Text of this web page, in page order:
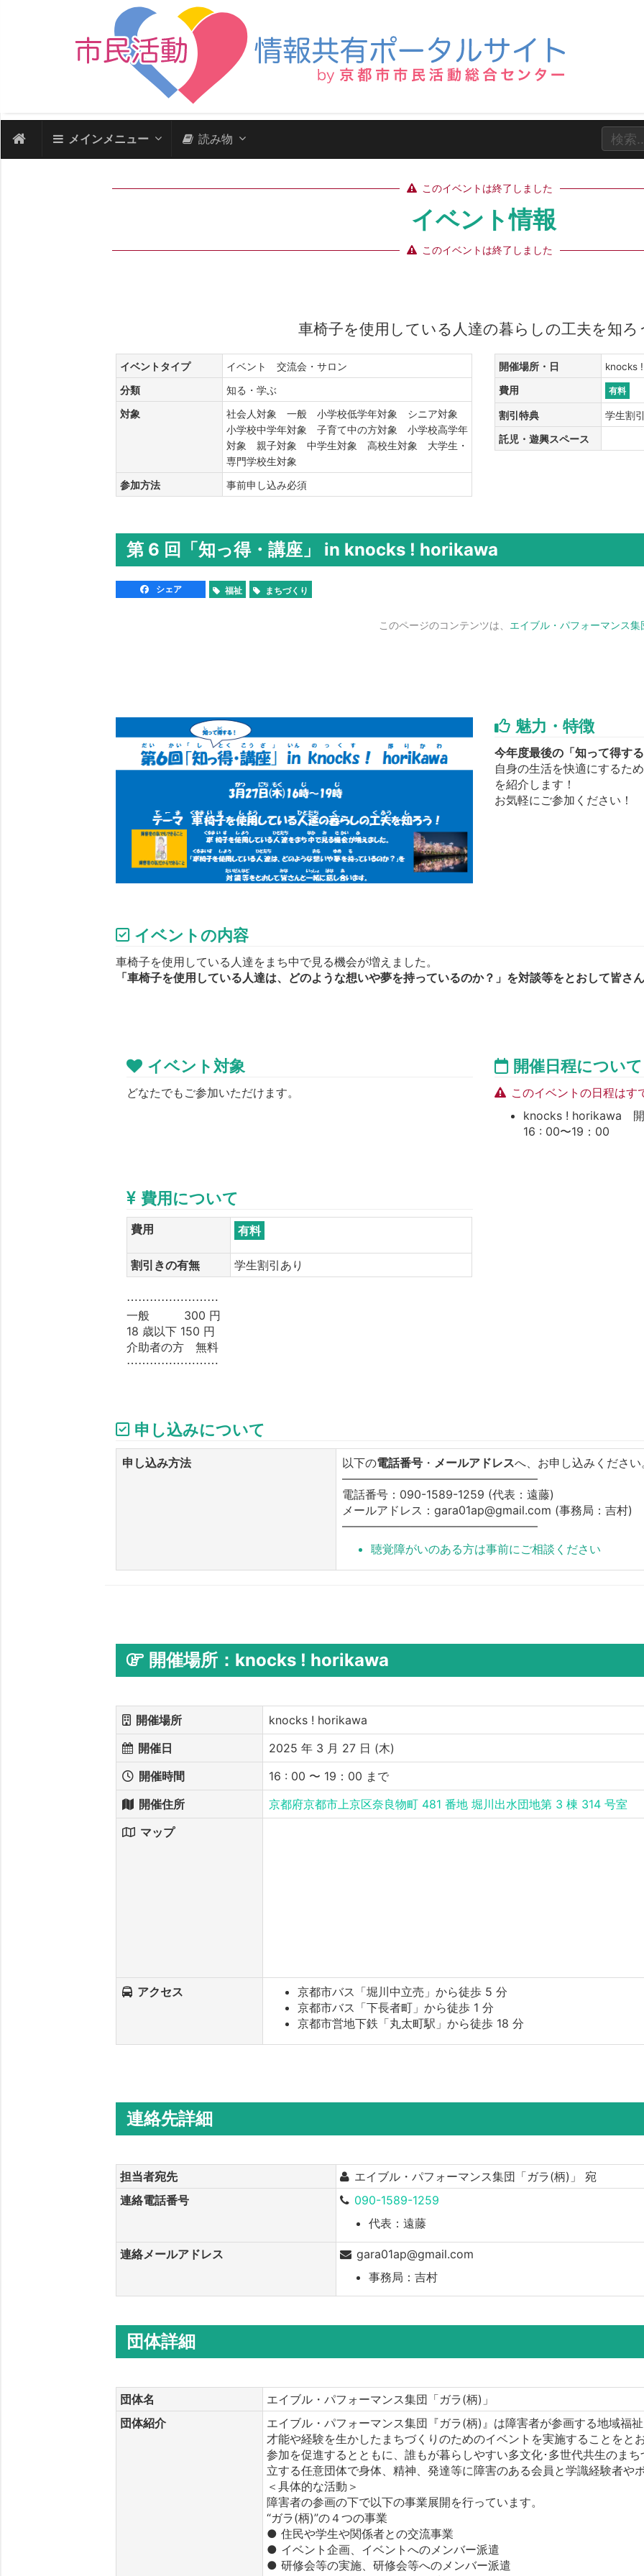
メインメニュー 読み物
このイベントは終了しました
イベント情報
このイベントは終了しました
車椅子を使用している人達の暮らしの工夫を知ろ
イベントタイプ イベント 交流会・サロン
分類 知る・学ぶ
対象
社会人対象 一般 小学校低学年対象 シニア対象
小学校中学年対象 子育て中の方対象 小学校高学年
対象 親子対象 中学生対象 高校生対象 大学生・
専門学校生対象
参加方法 事前申し込み必須
開催場所・日 knocks
費用 有料
割引特典 学生割
託児・遊興スペース
第 6 回「知っ得・講座」 in knocks ! horikawa
シェア 福祉 まちづくり
このページのコンテンツは、 エイブル・パフォーマンス
魅力・特徴
今年度最後の「知って得す
自身の生活を快適にするた
を紹介します！
お気軽にご参加ください！
イベントの内容
車椅子を使用している人達をまち中で見る機会が増えました。
「車椅子を使用している人達は、どのような想いや夢を持っているのか？」を対談等をとおして皆さ
イベント対象
どなたでもご参加いただけます。
開催日程について
このイベントの日程はす
knocks ! horikawa
16 : 00〜19：00
費用について
費用 有料
割引きの有無 学生割引あり
⋯⋯⋯⋯⋯⋯⋯⋯
一般 300 円
18 歳以下 150 円
介助者の方 無料
⋯⋯⋯⋯⋯⋯⋯⋯
申し込みについて
申し込み方法 以下の電話番号 ・ メールアドレスへ、お申し込みください
―――――――――――――――――
電話番号：090-1589-1259 (代表：遠藤)
メールアドレス：gara01ap@gmail.com (事務局：吉村)
―――――――――――――――――
聴覚障がいのある方は事前にご相談ください
開催場所：knocks ! horikawa
開催場所
knocks ! horikawa
開催日
2025 年 3 月 27 日 (木)
開催時間
16 : 00 〜 19：00 まで
開催住所
京都府京都市上京区奈良物町 481 番地 堀川出水団地第 3 棟 314 号室
マップ
アクセス
京都市バス「堀川中立売」から徒歩 5 分
京都市バス「下長者町」から徒歩 1 分
京都市営地下鉄「丸太町駅」から徒歩 18 分
連絡先詳細
担当者宛先
エイブル・パフォーマンス集団「ガラ(柄)」 宛
連絡電話番号
090-1589-1259
代表：遠藤
連絡メールアドレス
gara01ap@gmail.com
事務局：吉村
団体詳細
団体名
エイブル・パフォーマンス集団「ガラ(柄)」
団体紹介
エイブル・パフォーマンス集団『ガラ(柄)』は障害者が参画する地域福
才能や経験を生かしたまちづくりのためのイベントを実施することをと
参加を促進するとともに、誰もが暮らしやすい多文化･多世代共生のま
立する任意団体で身体、精神、発達等に障害のある会員と学識経験者や
＜具体的な活動＞
障害者の参画の下で以下の事業展開を行っています。
“ガラ(柄)”の４つの事業
● 住民や学生や関係者との交流事業
● イベント企画、イベントへのメンバー派遣
● 研修会等の実施、研修会等へのメンバー派遣